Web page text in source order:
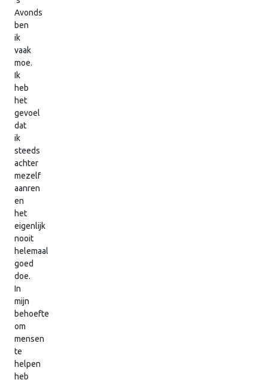
Avonds
ben
ik
vaak
moe.
Ik
heb
het
gevoel
dat
ik
steeds
achter
mezelf
aanren
en
het
eigenlijk
nooit
helemaal
goed
doe.
In
mijn
behoefte
om
mensen
te
helpen
heb